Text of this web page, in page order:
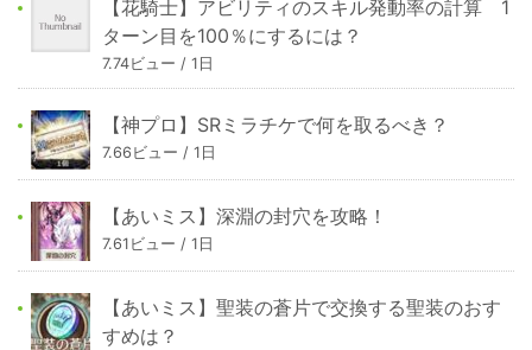
【花騎士】アビリティのスキル発動率の計算 1
ターン目を100％にするには？
7.74ビュー / 1日
【神プロ】SRミラチケで何を取るべき？
7.66ビュー / 1日
【あいミス】深淵の封穴を攻略！
7.61ビュー / 1日
【あいミス】聖装の蒼片で交換する聖装のおす
すめは？